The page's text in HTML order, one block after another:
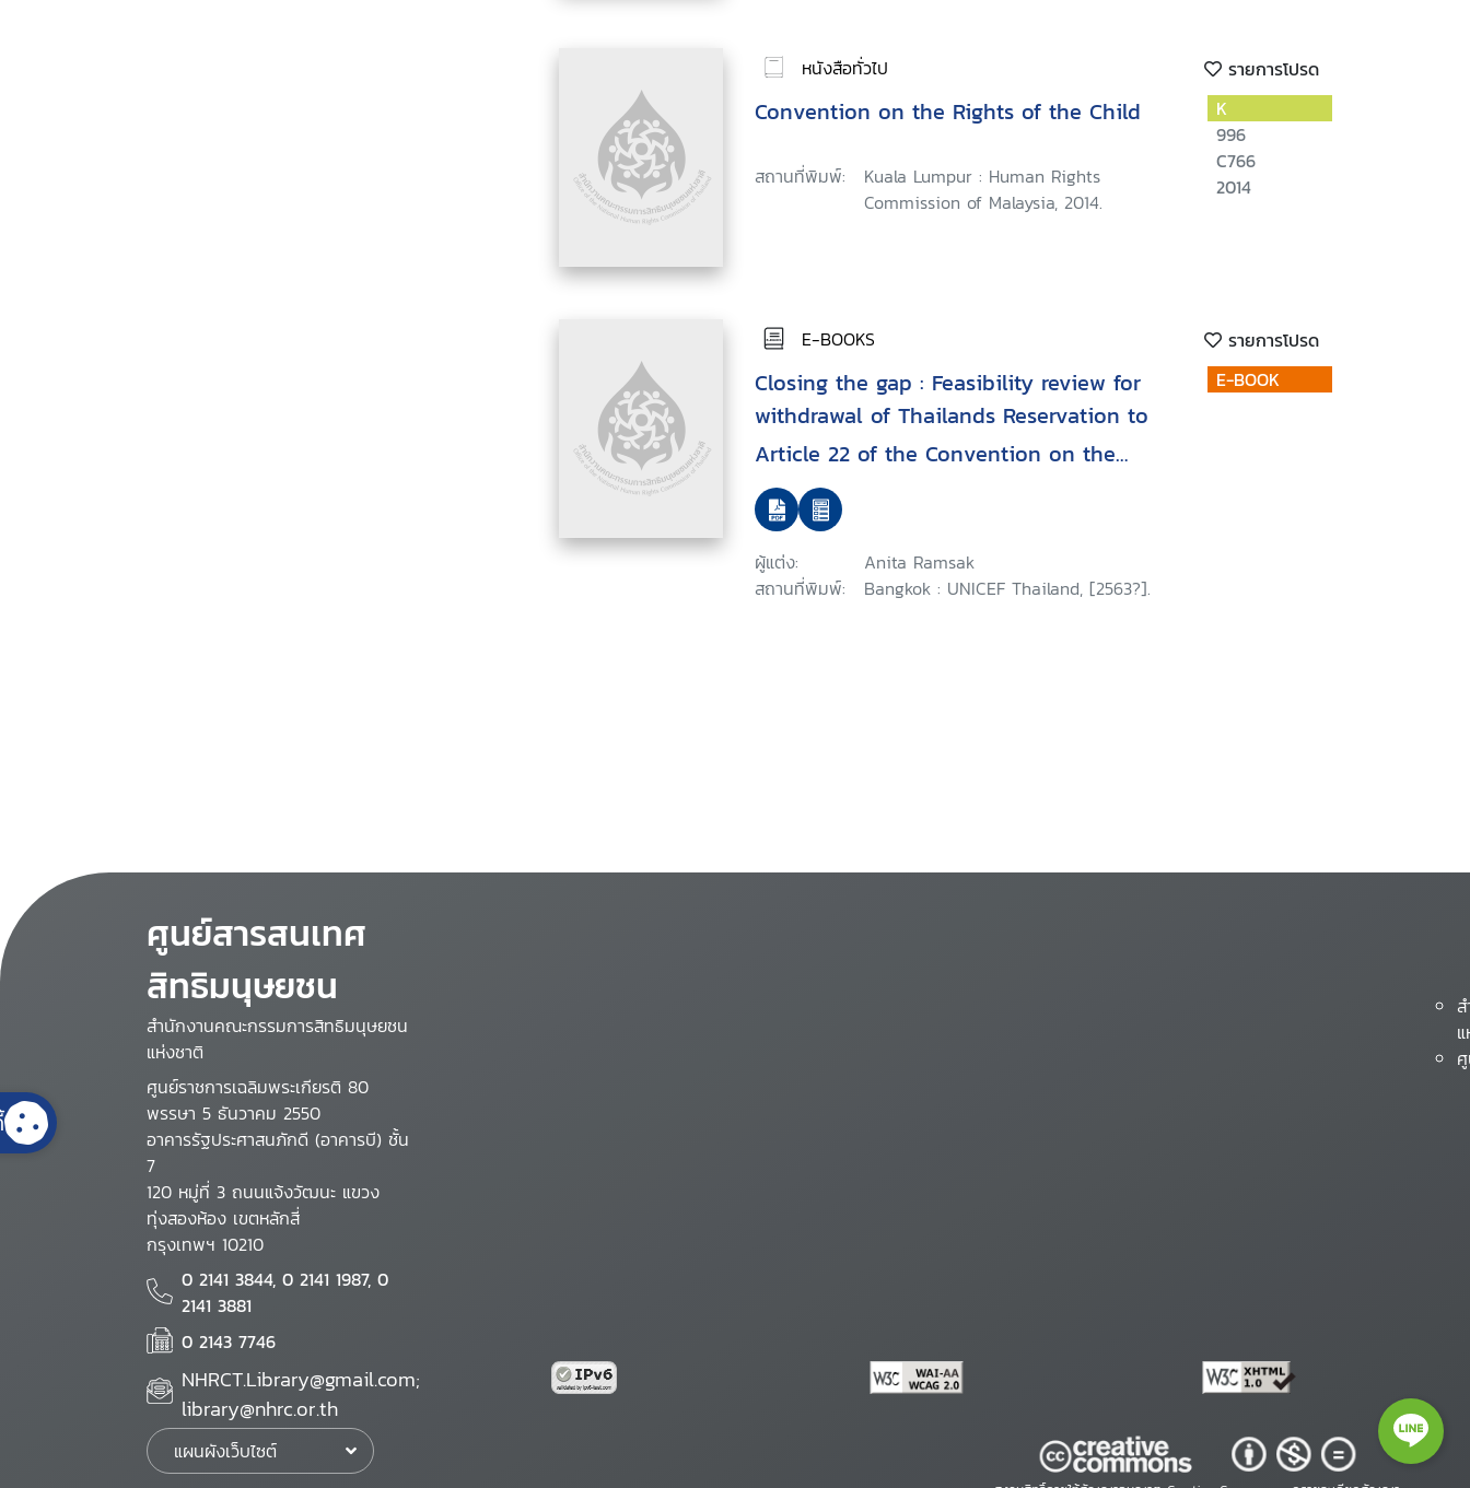
หนังสือทั่วไป รายการโปรด
Convention on the Rights of the Child
สถานที่พิมพ์:
Kuala Lumpur : Human Rights
Commission of Malaysia, 2014.
K
996
C766
2014
E-BOOKS รายการโปรด
Closing the gap : Feasibility review for
withdrawal of Thailands Reservation to
Article 22 of the Convention on the
Rights of the Child in relation to refugee
and asylum-seeking children
ผู้แต่ง:
Anita Ramsak
สถานที่พิมพ์:
Bangkok : UNICEF Thailand, [2563?].
E-BOOK
ศูนย์สารสนเทศ
สิทธิมนุษยชน
สำนักงานคณะกรรมการสิทธิมนุษยชน
แห่งชาติ
ศูนย์ราชการเฉลิมพระเกียรติ 80
พรรษา 5 ธันวาคม 2550
อาคารรัฐประศาสนภักดี (อาคารบี) ชั้น
7
120 หมู่ที่ 3 ถนนแจ้งวัฒนะ แขวง
ทุ่งสองห้อง เขตหลักสี่
กรุงเทพฯ 10210
0 2141 3844, 0 2141 1987, 0
2141 3881
0 2143 7746
NHRCT.Library@gmail.com;
library@nhrc.or.th
แผนผังเว็บไซต์